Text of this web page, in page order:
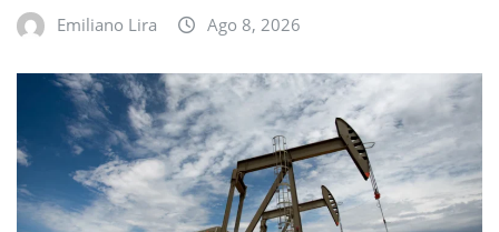
Emiliano Lira Ago 8, 2026